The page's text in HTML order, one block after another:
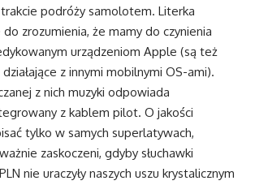
podróży samolotem. Literka
do zrozumienia, że mamy do czynienia
urządzeniom Apple (są też
z innymi mobilnymi OS-ami).
z nich muzyki odpowiada
z kablem pilot. O jakości
tylko w samych superlatywach,
zaskoczeni, gdyby słuchawki
nie uraczyły naszych uszu krystalicznym